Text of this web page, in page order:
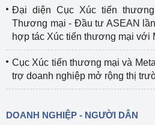
Đại diện Cục Xúc tiến
Thương mại - Đầu tư ASEAN
hợp tác Xúc tiến thương mại với
Cục Xúc tiến thương mại và
trợ doanh nghiệp mở rộng thị
DOANH NGHIỆP - NGƯỜI DÂN